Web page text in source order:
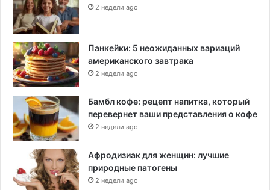
2 недели ago
Панкейки: 5 неожиданных вариаций
американского завтрака
2 недели ago
Бамбл кофе: рецепт напитка, который
перевернет ваши представления о кофе
2 недели ago
Афродизиак для женщин: лучшие
природные патогены
2 недели ago